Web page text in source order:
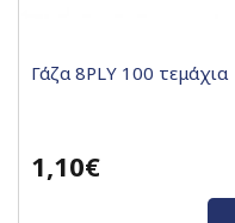
Γάζα 8PLY 100 τεμάχια
1,10€